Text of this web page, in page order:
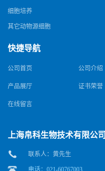
细胞培养
其它动物源细胞
快捷导航
公司首页 公司介绍
产品展厅 证书荣誉
在线留言
上海帛科生物技术有限公司
联系人：黄先生
电话：021-60767003